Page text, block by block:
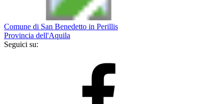
Comune di San Benedetto in Perillis
Provincia dell'Aquila
Seguici su: